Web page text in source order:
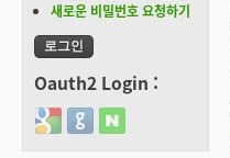
새로운 비밀번호 요청하기
Oauth2 Login :
Login with Google
Login with GitHub
Login with Naver